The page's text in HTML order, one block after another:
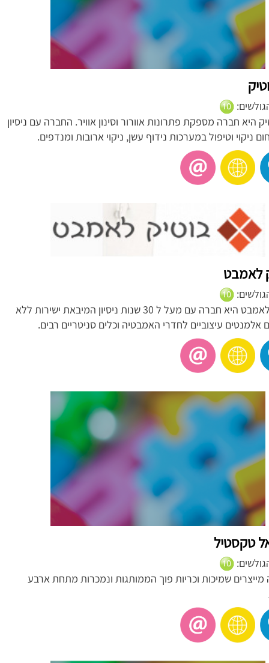
היא חברה מספקת פתרונות אוורור וסינון אוויר. החברה עם ניסיון
ניקוי וטיפול במערכות נידוף עשן, ניקוי ארובות ומנדפים.
לאמבט
בוטיק לאמבט היא חברה עם מעל ל 30 שנות ניסיון המיבאת ישירות ללא
אלמנטים עיצוביים לחדרי האמבטיה וכלים סניטריים רבים.
טקסטיל
שמיכות וכריות פוך הממותגות ונמכרות מתחת ארבע